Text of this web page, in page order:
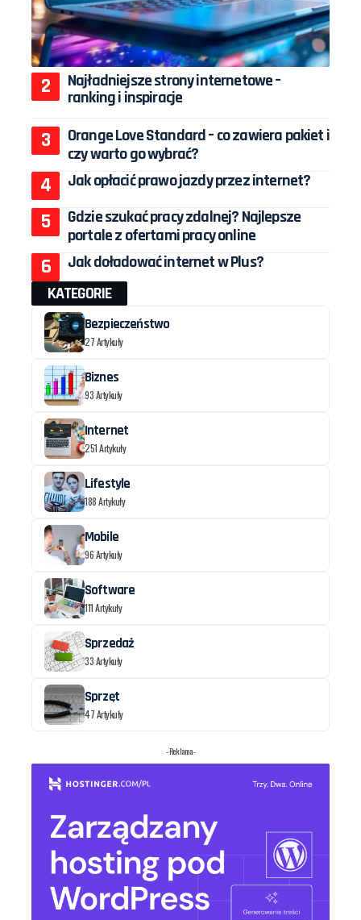
Najładniejsze strony internetowe –
ranking i inspiracje
Orange Love Standard – co zawiera pakiet i
czy warto go wybrać?
Jak opłacić prawo jazdy przez internet?
Gdzie szukać pracy zdalnej? Najlepsze
portale z ofertami pracy online
Jak doładować internet w Plus?
KATEGORIE
Bezpieczeństwo
27 Artykuły
Biznes
93 Artykuły
Internet
251 Artykuły
Lifestyle
188 Artykuły
Mobile
96 Artykuły
Software
111 Artykuły
Sprzedaż
33 Artykuły
Sprzęt
47 Artykuły
- Reklama -